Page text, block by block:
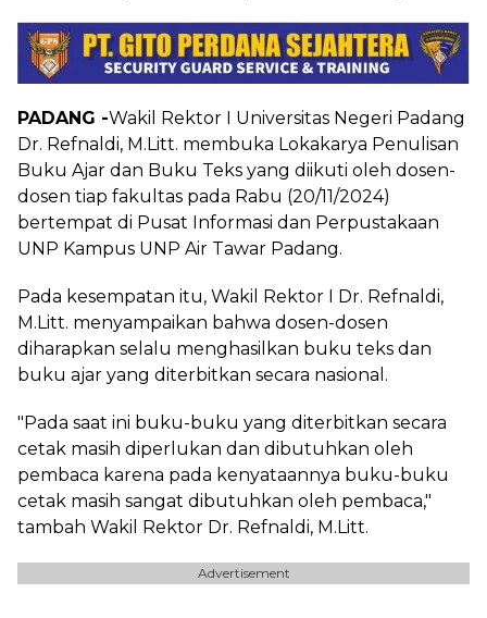
PADANG -Wakil Rektor I Universitas Negeri Padang
Dr. Refnaldi, M.Litt. membuka Lokakarya Penulisan
Buku Ajar dan Buku Teks yang diikuti oleh dosen-
dosen tiap fakultas pada Rabu (20/11/2024)
bertempat di Pusat Informasi dan Perpustakaan
UNP Kampus UNP Air Tawar Padang.
Pada kesempatan itu, Wakil Rektor I Dr. Refnaldi,
M.Litt. menyampaikan bahwa dosen-dosen
diharapkan selalu menghasilkan buku teks dan
buku ajar yang diterbitkan secara nasional.
"Pada saat ini buku-buku yang diterbitkan secara
cetak masih diperlukan dan dibutuhkan oleh
pembaca karena pada kenyataannya buku-buku
cetak masih sangat dibutuhkan oleh pembaca,"
tambah Wakil Rektor Dr. Refnaldi, M.Litt.
Advertisement